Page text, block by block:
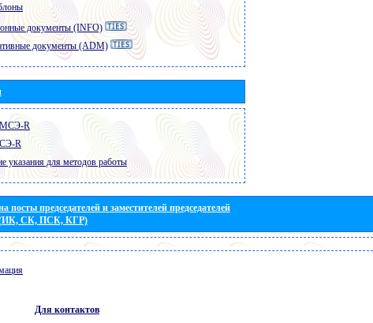
документы (INFO)
документы (ADM)
МСЭ-R
R
указания для методов работы
посты председателей и заместителей председателей
СК, ПСК, КГР)
Для контактов